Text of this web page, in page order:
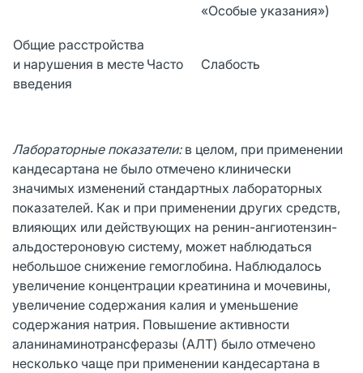
«Особые указания»)
Общие расстройства
и нарушения в месте
введения
Часто Слабость
Лабораторные показатели:в целом, при применении
кандесартана не было отмечено клинически
значимых изменений стандартных лабораторных
показателей. Как и при применении других средств,
влияющих или действующих на ренин-ангиотензин-
альдостероновую систему, может наблюдаться
небольшое снижение гемоглобина. Наблюдалось
увеличение концентрации креатинина и мочевины,
увеличение содержания калия и уменьшение
содержания натрия. Повышение активности
аланинаминотрансферазы (АЛТ) было отмечено
несколько чаще при применении кандесартана в